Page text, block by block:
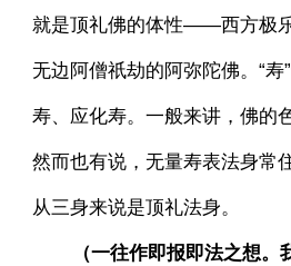
就是顶礼佛的体性——西方极
无边阿僧祇劫的阿弥陀佛。“寿
寿、应化寿。一般来讲，佛的
然而也有说，无量寿表法身常
从三身来说是顶礼法身。
（一往作即报即法之想